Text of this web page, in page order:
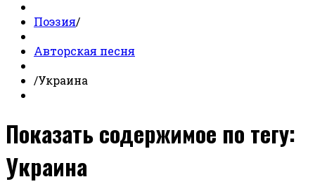
Поэзия/
Авторская песня
/Украина
Показать содержимое по тегу:
Украина